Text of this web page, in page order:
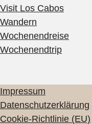
Visit Los Cabos
Wandern
Wochenendreise
Wochenendtrip
Impressum
Datenschutzerklärung
Cookie-Richtlinie (EU)